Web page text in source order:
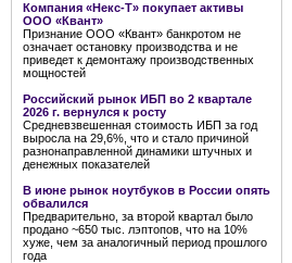
Компания «Некс-Т» покупает активы
ООО «Квант»
Признание ООО «Квант» банкротом не
означает остановку производства и не
приведет к демонтажу производственных
мощностей
Российский рынок ИБП во 2 квартале
2026 г. вернулся к росту
Средневзвешенная стоимость ИБП за год
выросла на 29,6%, что и стало причиной
разнонаправленной динамики штучных и
денежных показателей
В июне рынок ноутбуков в России опять
обвалился
Предварительно, за второй квартал было
продано ~650 тыс. лэптопов, что на 10%
хуже, чем за аналогичный период прошлого
года